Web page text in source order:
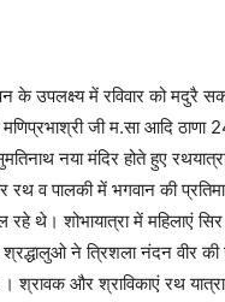
के उपलक्ष्य में रविवार को
मणिप्रभाश्री जी म.सा आदि
नया मंदिर होते हुए
रथ व पालकी में भगवान की
थे। शोभायात्रा में महिलाएं
श्रद्धालुओ ने त्रिशला नंदन वीर
और श्राविकाएं रथ यात्रा